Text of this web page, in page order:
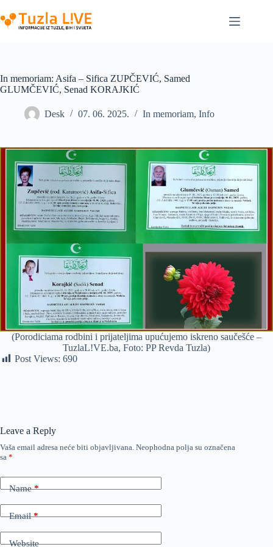
to
content
In memoriam: Asifa – Sifica ZUPČEVIĆ, Samed
GLUMČEVIĆ, Senad KORAJKIĆ
Desk 07. 06. 2025. In memoriam, Info
(Porodiciama rodbini i prijateljima upućujemo iskreno saučešće –
TuzlaL!VE.ba, Foto: PP Revda Tuzla)
Post Views: 690
Leave a Reply
Vaša email adresa neće biti objavljivana. Neophodna polja su označena
sa *
Name*
Email*
Website